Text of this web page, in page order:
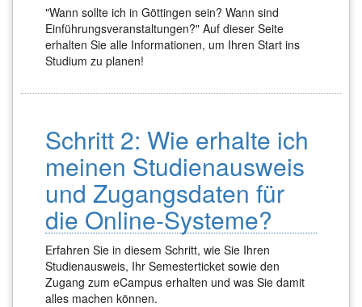
"Wann sollte ich in Göttingen sein? Wann sind
Einführungsveranstaltungen?" Auf dieser Seite
erhalten Sie alle Informationen, um Ihren Start ins
Studium zu planen!
Schritt 2: Wie erhalte ich
meinen Studienausweis
und Zugangsdaten für
die Online-Systeme?
Erfahren Sie in diesem Schritt, wie Sie Ihren
Studienausweis, Ihr Semesterticket sowie den
Zugang zum eCampus erhalten und was Sie damit
alles machen können.